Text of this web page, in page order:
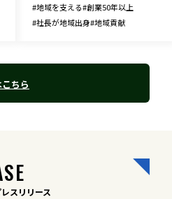
#地域を支える#創業50年以上
#社長が地域出身#地域貢献
ちら
スリリース